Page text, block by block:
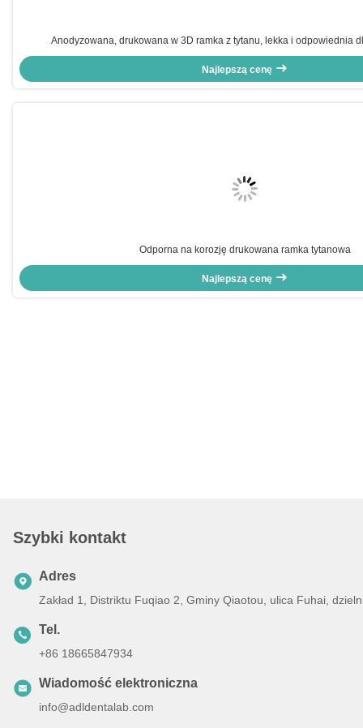
Anodyzowana, drukowana w 3D ramka z tytanu, lekka i odpowiednia
Najlepszą cenę
Odporna na korozję drukowana ramka tytanowa
Najlepszą cenę
Szybki kontakt
Adres
Zakład 1, Distriktu Fuqiao 2, Gminy Qiaotou, ulica Fuhai,
Tel.
+86 18665847934
Wiadomość elektroniczna
info@adldentalab.com